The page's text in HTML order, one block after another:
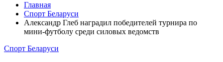
Главная
Спорт Беларуси
Александр Глеб наградил победителей турнира по
мини-футболу среди силовых ведомств
Спорт Беларуси